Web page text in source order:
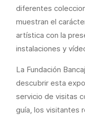
diferentes
muestran el
artística con la
instalaciones y
La Fundación
descubrir esta
servicio de visitas
guía, los visitantes